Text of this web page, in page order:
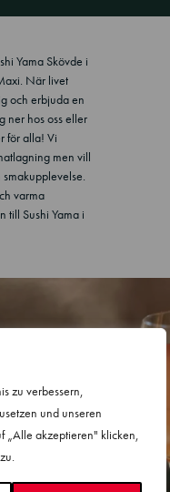
zu verbessern,
und unseren
„Alle akzeptieren" klicken,
Yama Skövde i
När livet
och erbjuda en
ner hos oss eller
för alla! Vi
men vill
varma
till Sushi Yama i